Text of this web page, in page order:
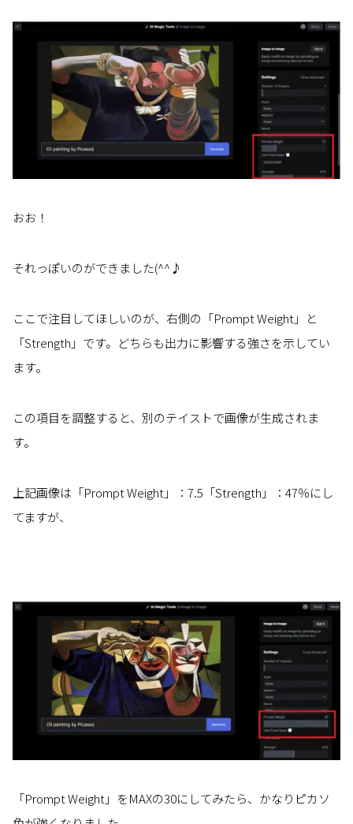
おお！
それっぽいのができました(^^♪
ここで注目してほしいのが、右側の「Prompt Weight」と
「Strength」です。どちらも出力に影響する強さを示してい
ます。
この項目を調整すると、別のテイストで画像が生成されま
す。
上記画像は「Prompt Weight」：7.5「Strength」：47％にし
てますが、
「Prompt Weight」をMAXの30にしてみたら、かなりピカソ